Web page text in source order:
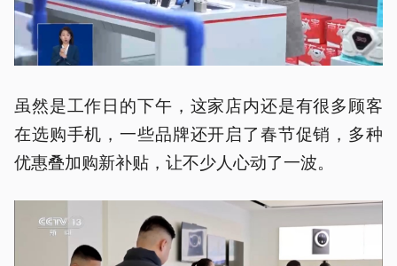
虽然是工作日的下午，这家店内还是有很多顾客
在选购手机，一些品牌还开启了春节促销，多种
优惠叠加购新补贴，让不少人心动了一波。